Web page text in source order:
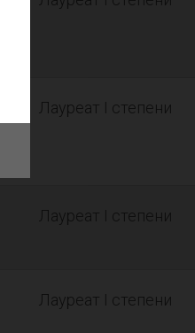
Лауреат I степени
Лауреат I степени
Лауреат I степени